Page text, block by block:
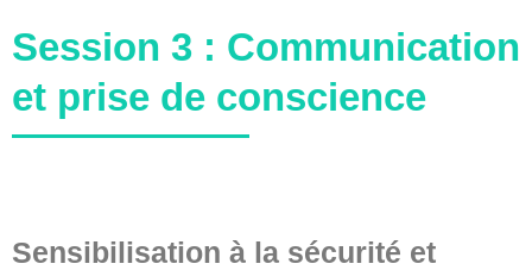
Session 3 : Communication
et prise de conscience
Sensibilisation à la sécurité et